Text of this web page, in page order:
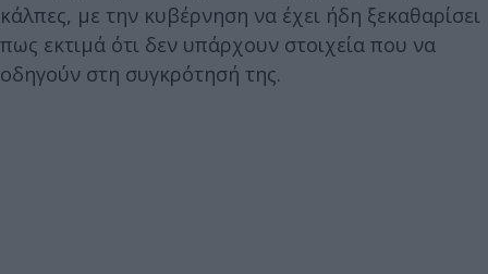
κάλπες, με την κυβέρνηση να έχει ήδη ξεκαθαρίσει
πως εκτιμά ότι δεν υπάρχουν στοιχεία που να
οδηγούν στη συγκρότησή της.